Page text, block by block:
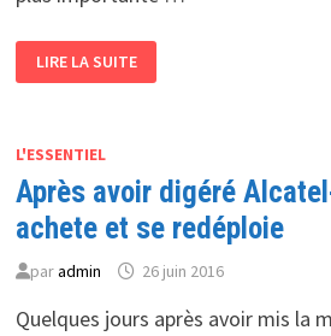
QUE
PERSONNE
ACHÈTE
POUR
26.2
MILLIARDS
DE
LIRE LA SUITE
L'ESSENTIEL
Après avoir digéré
achete et se redéploie
paradmin 26 juin 2016
Quelques jours après avoir mis la